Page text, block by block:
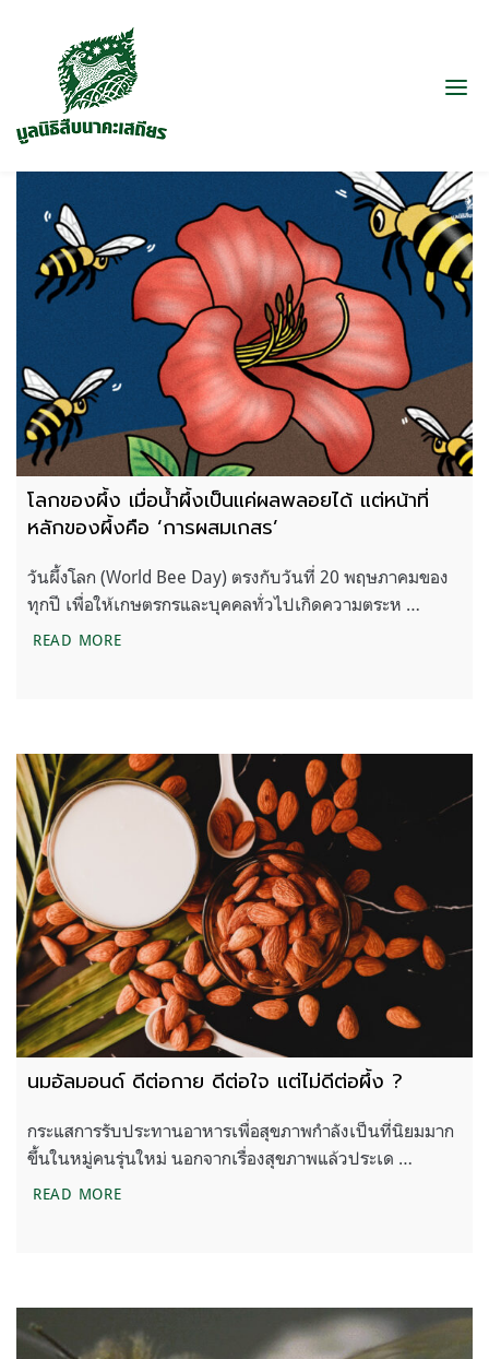
โลกของผึ้ง เมื่อน้ำผึ้งเป็นแค่ผลพลอยได้ แต่หน้าที่
หลักของผึ้งคือ ‘การผสมเกสร’
วันผึ้งโลก (World Bee Day) ตรงกับวันที่ 20 พฤษภาคมของ
ทุกปี เพื่อให้เกษตรกรและบุคคลทั่วไปเกิดความตระห …
READ MOREโลกของผึ้ง เมื่อน้ำผึ้งเป็นแค่ผลพลอยได้ แต่หน้าที่หลัก
นมอัลมอนด์ ดีต่อกาย ดีต่อใจ แต่ไม่ดีต่อผึ้ง ?
กระแสการรับประทานอาหารเพื่อสุขภาพกำลังเป็นที่นิยมมาก
ขึ้นในหมู่คนรุ่นใหม่ นอกจากเรื่องสุขภาพแล้วประเด …
READ MOREนมอัลมอนด์ ดีต่อกาย ดีต่อใจ แต่ไม่ดีต่อผึ้ง ?